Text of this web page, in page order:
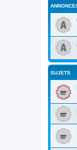
SUJETS